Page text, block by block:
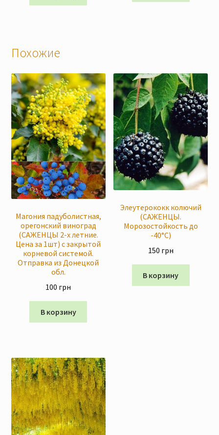
Похожие
Магония падуболистная,
орегонский виноград
(САЖЕНЦЫ 2-х летние.
Цена за 1шт) с закрытой
корневой системой.
Отправка из Донецкой
обл.
100 грн
В корзину
Элеутерококк колючий
(САЖЕНЦЫ.
Морозостойкость до
-40°C)
150 грн
В корзину